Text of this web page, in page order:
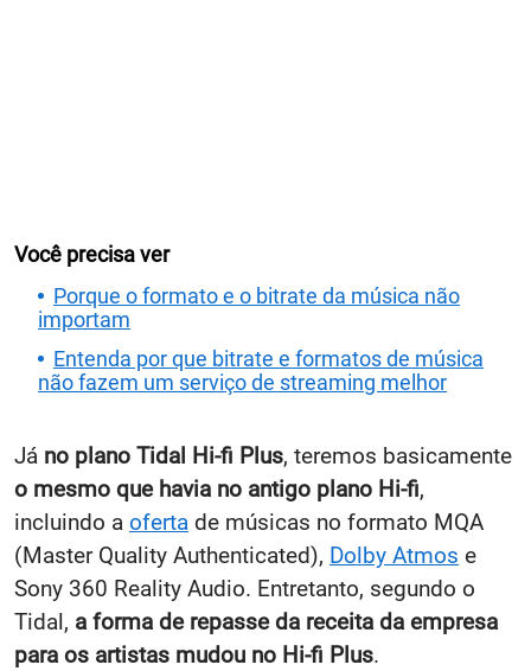
Você precisa ver
Porque o formato e o bitrate da música não
importam
Entenda por que bitrate e formatos de música
não fazem um serviço de streaming melhor
Já no plano Tidal Hi-fi Plus, teremos basicamente
o mesmo que havia no antigo plano Hi-fi,
incluindo a oferta de músicas no formato MQA
(Master Quality Authenticated), Dolby Atmos e
Sony 360 Reality Audio. Entretanto, segundo o
Tidal, a forma de repasse da receita da empresa
para os artistas mudou no Hi-fi Plus.